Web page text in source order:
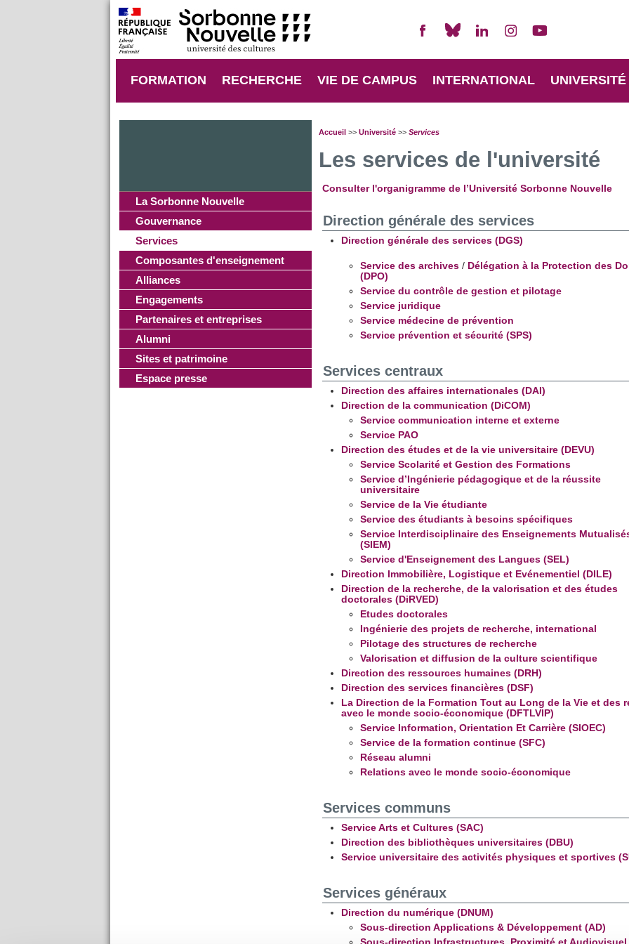
FORMATION RECHERCHE VIE DE CAMPUS INTERNATIONAL UNIVERSITÉ
La Sorbonne Nouvelle
Gouvernance
Services
Composantes d'enseignement
Alliances
Engagements
Partenaires et entreprises
Alumni
Sites et patrimoine
Espace presse
Accueil>> Université>> Services
Les services de l'université
Consulter l'organigramme de l’Université Sorbonne Nouvelle
Direction générale des services
Direction générale des services (DGS)
Service des archives/ Délégation à la Protection des
(DPO)
Service du contrôle de gestion et pilotage
Service juridique
Service médecine de prévention
Service prévention et sécurité (SPS)
Services centraux
Direction des affaires internationales (DAI)
Direction de la communication (DiCOM)
Service communication interne et externe
Service PAO
Direction des études et de la vie universitaire (DEVU)
Service Scolarité et Gestion des Formations
Service d’Ingénierie pédagogique et de la réussite
universitaire
Service de la Vie étudiante
Service des étudiants à besoins spécifiques
Service Interdisciplinaire des Enseignements
(SIEM)
Service d'Enseignement des Langues (SEL)
Direction Immobilière, Logistique et Evénementiel (DILE)
Direction de la recherche, de la valorisation et des études
doctorales (DiRVED)
Etudes doctorales
Ingénierie des projets de recherche, international
Pilotage des structures de recherche
Valorisation et diffusion de la culture scientifique
Direction des ressources humaines (DRH)
Direction des services financières (DSF)
La Direction de la Formation Tout au Long de la Vie et des
avec le monde socio-économique (DFTLVIP)
Service Information, Orientation Et Carrière (SIOEC)
Service de la formation continue (SFC)
Réseau alumni
Relations avec le monde socio-économique
Services communs
Service Arts et Cultures (SAC)
Direction des bibliothèques universitaires (DBU)
Service universitaire des activités physiques et sportives
Services généraux
Direction du numérique (DNUM)
Sous-direction Applications & Développement (AD)